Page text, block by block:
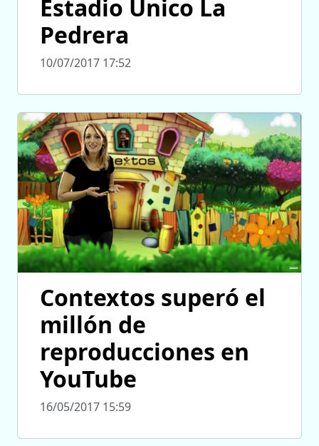
Estadio Único La
Pedrera
10/07/2017 17:52
Contextos superó el
millón de
reproducciones en
YouTube
16/05/2017 15:59